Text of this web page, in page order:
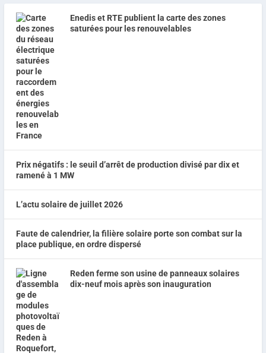
Enedis et RTE publient la carte des zones
saturées pour les renouvelables
Prix négatifs : le seuil d’arrêt de production divisé par dix et
ramené à 1 MW
L’actu solaire de juillet 2026
Faute de calendrier, la filière solaire porte son combat sur la
place publique, en ordre dispersé
Reden ferme son usine de panneaux solaires
dix-neuf mois après son inauguration